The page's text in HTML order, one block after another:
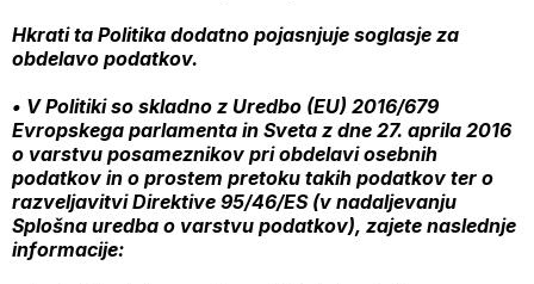
Hkrati ta Politika dodatno pojasnjuje soglasje za
obdelavo podatkov.
• V Politiki so skladno z Uredbo (EU) 2016/679
Evropskega parlamenta in Sveta z dne 27. aprila 2016
o varstvu posameznikov pri obdelavi osebnih
podatkov in o prostem pretoku takih podatkov ter o
razveljavitvi Direktive 95/46/ES (v nadaljevanju
Splošna uredba o varstvu podatkov), zajete naslednje
informacije: